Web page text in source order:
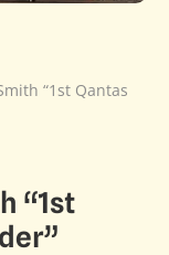
“1st Qantas
“1st